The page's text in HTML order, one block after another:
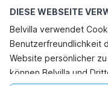
DIESE WEBSEITE
Belvilla verwendet
Benutzerfreundlichkeit
Website persönlicher
können Belvilla und
Beliebteste
Top-Städte mit Top-